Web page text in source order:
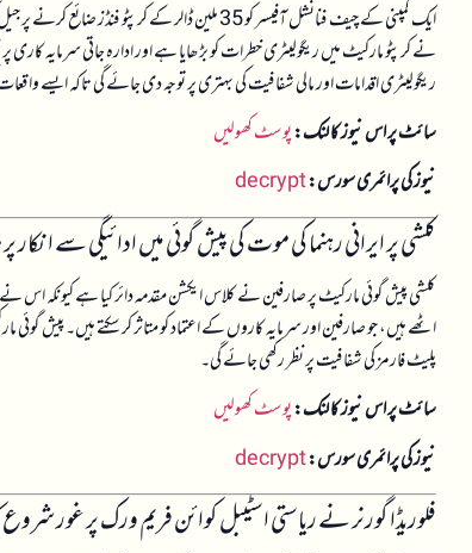
ایک کمپنی کے چیف فنانشل آفیسر کو 35 ملین
نے کرپٹو مارکیٹ میں ریگولیٹری خطرات کو بڑھایا ہے اور ادارہ جاتی سرمایہ کاری
ریگولیٹری اقدامات اور مالی شفافیت کی بہتری پر توجہ دی جائے گی تاکہ ایسے
سائٹ پر اس نیوز کا لنک:پوسٹ کھولیں
نیوز کی پرائمری سورس:decrypt
کلشی پر ایرانی رہنما کی موت کی پیش گوئی میں ادائیگی سے انکار
کلشی پیش گوئی مارکیٹ پر صارفین نے کلاس ایکشن مقدمہ دائر کیا ہے کیونکہ اس
اٹھے ہیں، جو صارفین اور سرمایہ کاروں کے اعتماد کو متاثر کر سکتے ہیں۔ پیش
پلیٹ فارمز کی شفافیت پر نظر رکھی جائے گی۔
سائٹ پر اس نیوز کا لنک:پوسٹ کھولیں
نیوز کی پرائمری سورس:decrypt
فلوریڈا گورنر نے ریاستی اسٹیبل کوائن فریم ورک پر غور شروع